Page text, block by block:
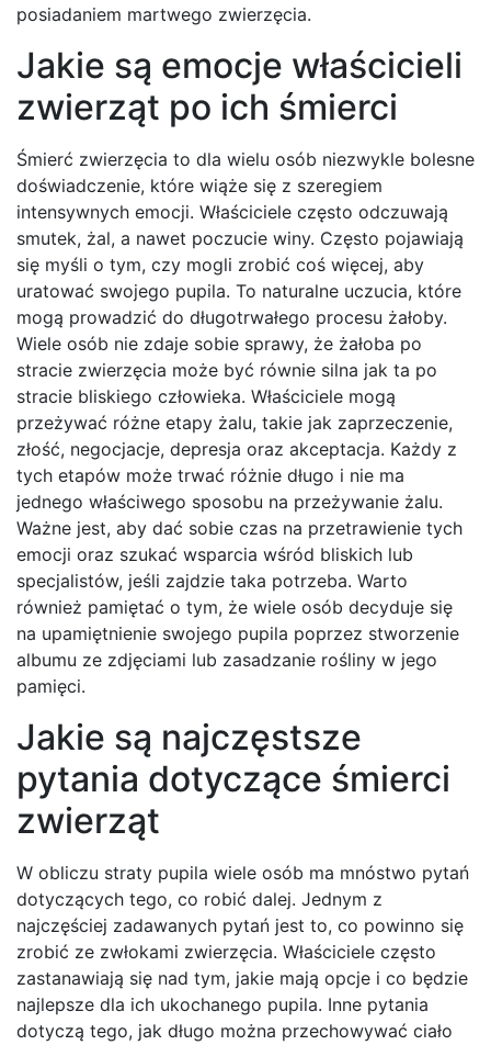
posiadaniem martwego zwierzęcia.
Jakie są emocje właścicieli
zwierząt po ich śmierci
Śmierć zwierzęcia to dla wielu osób niezwykle bolesne
doświadczenie, które wiąże się z szeregiem
intensywnych emocji. Właściciele często odczuwają
smutek, żal, a nawet poczucie winy. Często pojawiają
się myśli o tym, czy mogli zrobić coś więcej, aby
uratować swojego pupila. To naturalne uczucia, które
mogą prowadzić do długotrwałego procesu żałoby.
Wiele osób nie zdaje sobie sprawy, że żałoba po
stracie zwierzęcia może być równie silna jak ta po
stracie bliskiego człowieka. Właściciele mogą
przeżywać różne etapy żalu, takie jak zaprzeczenie,
złość, negocjacje, depresja oraz akceptacja. Każdy z
tych etapów może trwać różnie długo i nie ma
jednego właściwego sposobu na przeżywanie żalu.
Ważne jest, aby dać sobie czas na przetrawienie tych
emocji oraz szukać wsparcia wśród bliskich lub
specjalistów, jeśli zajdzie taka potrzeba. Warto
również pamiętać o tym, że wiele osób decyduje się
na upamiętnienie swojego pupila poprzez stworzenie
albumu ze zdjęciami lub zasadzanie rośliny w jego
pamięci.
Jakie są najczęstsze
pytania dotyczące śmierci
zwierząt
W obliczu straty pupila wiele osób ma mnóstwo pytań
dotyczących tego, co robić dalej. Jednym z
najczęściej zadawanych pytań jest to, co powinno się
zrobić ze zwłokami zwierzęcia. Właściciele często
zastanawiają się nad tym, jakie mają opcje i co będzie
najlepsze dla ich ukochanego pupila. Inne pytania
dotyczą tego, jak długo można przechowywać ciało